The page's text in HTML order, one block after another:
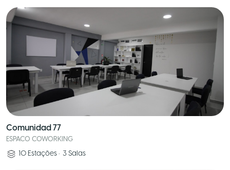
Comunidad 77
ESPACO COWORKING
10 Estações • 3 Salas